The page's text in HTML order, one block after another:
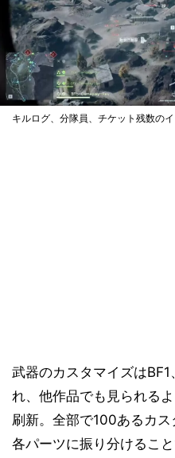
キルログ、分隊員、チケット残数の
武器のカスタマイズは
れ、他作品でも見られる
刷新。全部で100あるカ
各パーツに振り分けるこ